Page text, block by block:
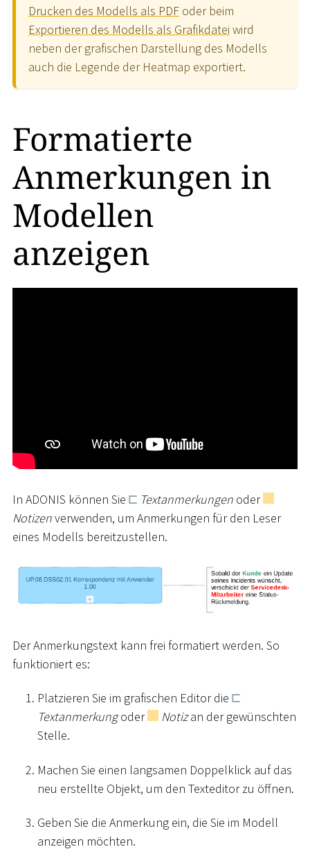
Drucken des Modells als PDF oder beim
Exportieren des Modells als Grafikdatei wird
neben der grafischen Darstellung des Modells
auch die Legende der Heatmap exportiert.
Formatierte
Anmerkungen in
Modellen
anzeigen
In ADONIS können Sie Textanmerkungen oder
Notizenverwenden, um Anmerkungen für den Leser
eines Modells bereitzustellen.
Der Anmerkungstext kann frei formatiert werden. So
funktioniert es:
Platzieren Sie im grafischen Editor die
Textanmerkungoder Notizan der gewünschten
Stelle.
Machen Sie einen langsamen Doppelklick auf das
neu erstellte Objekt, um den Texteditor zu öffnen.
Geben Sie die Anmerkung ein, die Sie im Modell
anzeigen möchten.